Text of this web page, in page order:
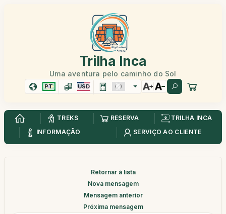
Trilha Inca
Uma aventura pelo caminho do Sol
PT USD
TREKS RESERVA
TRILHA INCA
INFORMAÇÃO
SERVIÇO AO CLIENTE
Retornar à lista
Nova mensagem
Mensagem anterior
Próxima mensagem